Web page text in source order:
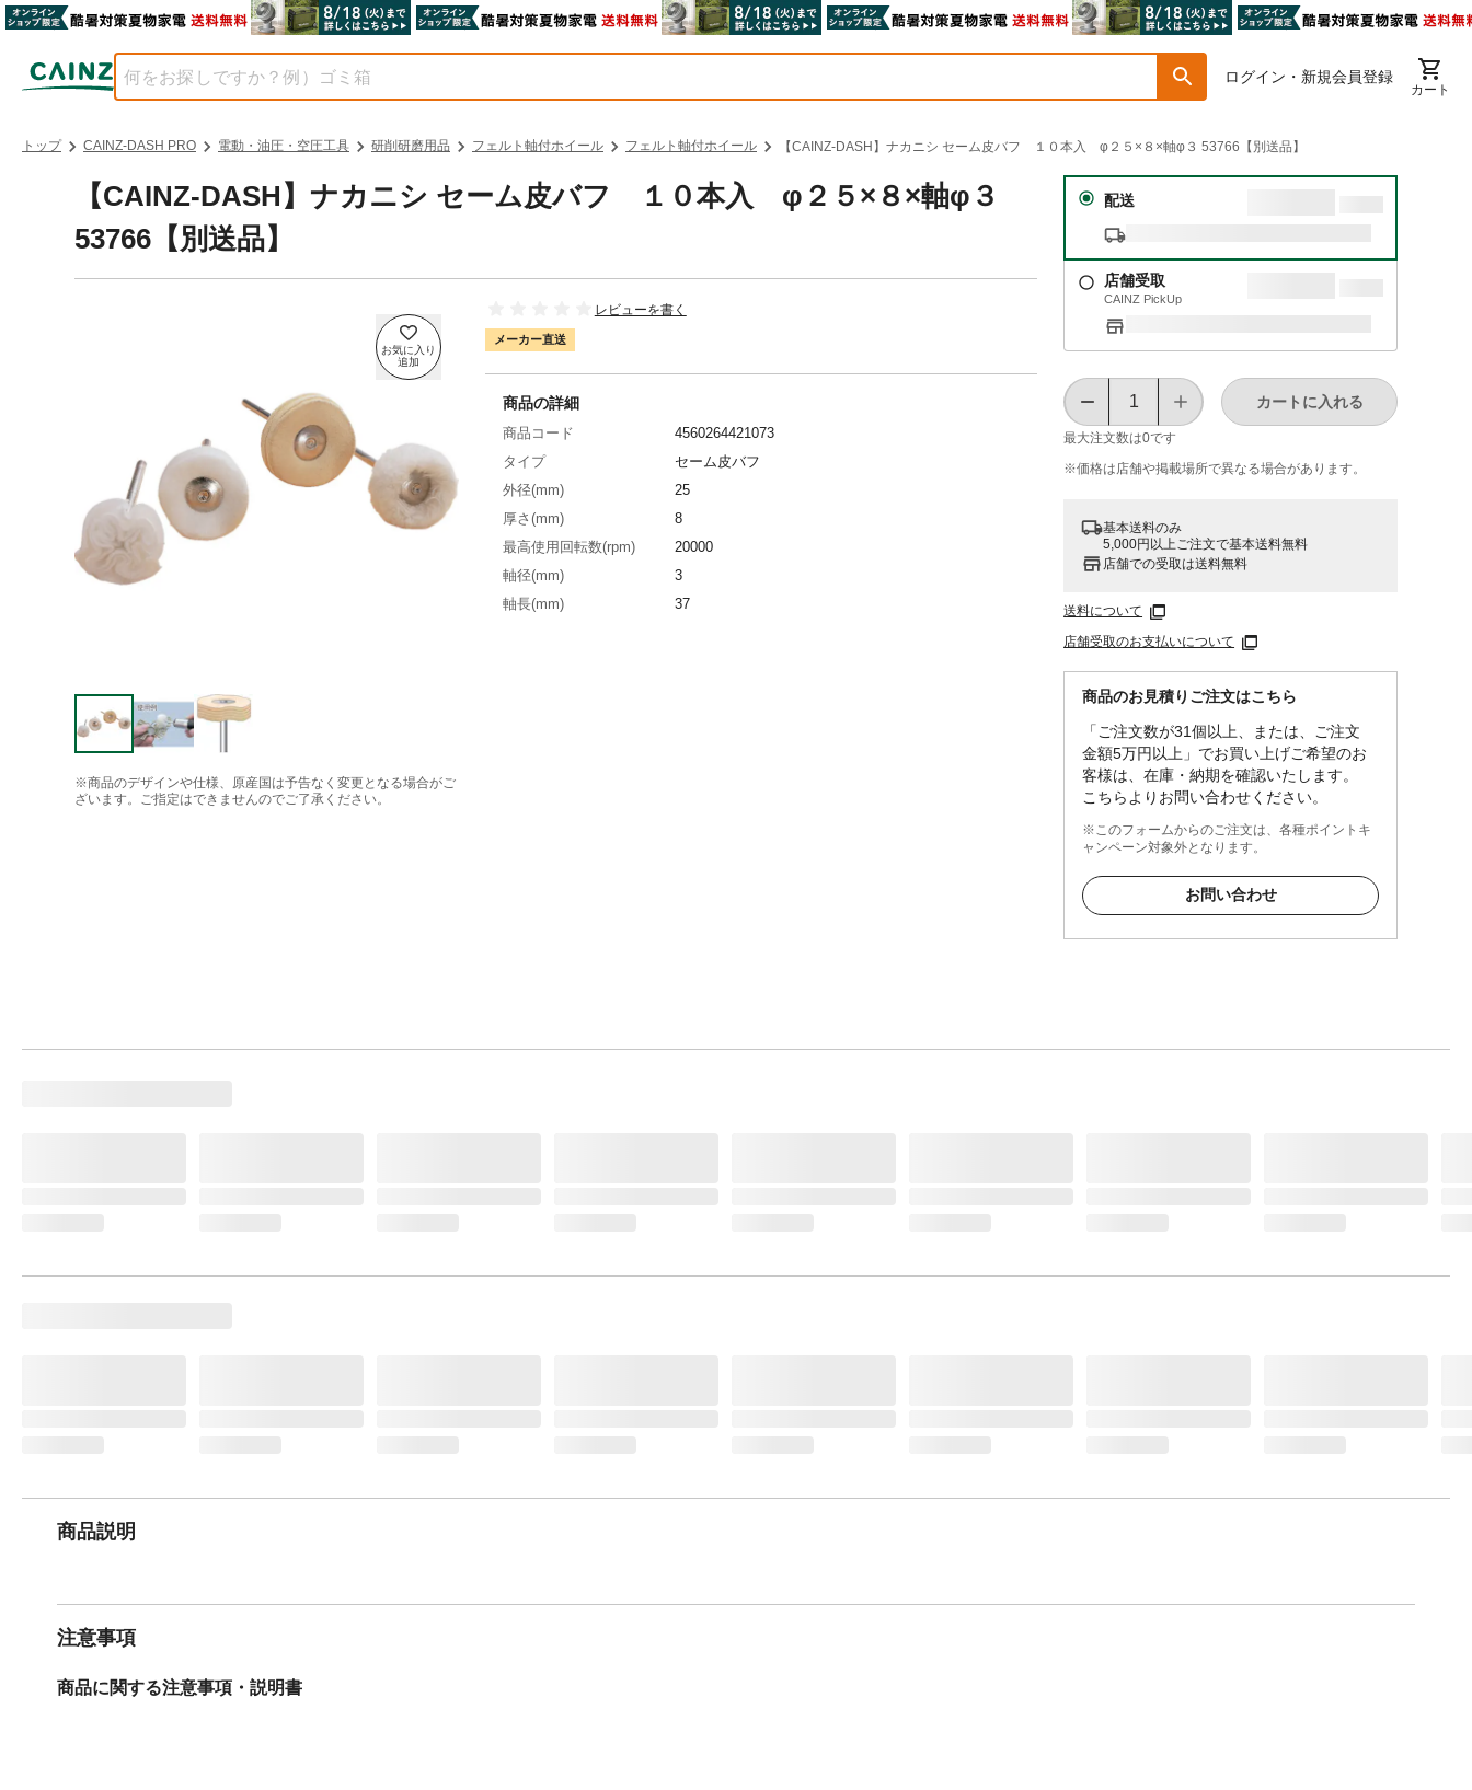
ログイン・新規会員登録
カート
トップ CAINZ-DASH PRO 電動・油圧・空圧工具 研削研磨用品 フェルト軸付ホイール フェルト軸付ホイール 【CAINZ-DASH】ナカニシ セーム皮バフ １０本入 φ２５×８×軸φ３ 53766【別送品】
【CAINZ-DASH】ナカニシ セーム皮バフ １０本入 φ２５×８×軸φ３
53766【別送品】
※商品のデザインや仕様、原産国は予告なく変更となる場合がご
ざいます。ご指定はできませんのでご了承ください。
レビューを書く
メーカー直送
配送
店舗受取
CAINZ PickUp
最大注文数は0です
カートに入れる
※価格は​店舗や​掲載場所で​異なる​場合が​あります。
基本送料のみ
5,000円以上ご注文で基本送料無料
店舗での受取は送料無料
送料について
店舗受取のお支払いについて
商品のお見積りご注文はこちら
「ご注文数が31個以上、または、ご注文
金額5万円以上」でお買い上げご希望のお
客様は、在庫・納期を確認いたします。
こちらよりお問い合わせください。
※このフォームからのご注文は、各種ポイントキ
ャンペーン対象外となります。
お問い合わせ
商品の詳細
商品コード
4560264421073
タイプ
セーム皮バフ
外径(mm)
25
厚さ(mm)
8
最高使用回転数(rpm)
20000
軸径(mm)
3
軸長(mm)
37
商品説明
注意事項
商品に関する注意事項・説明書